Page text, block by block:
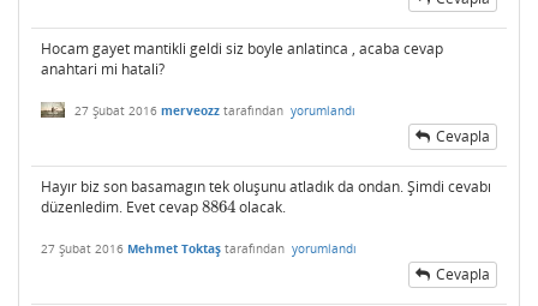
Hocam gayet mantikli geldi siz boyle anlatinca , acaba cevap
anahtari mi hatali?
27 Şubat 2016 merveozz tarafından yorumlandı
Cevapla
Hayır biz son basamagın tek oluşunu atladık da ondan. Şimdi cevabı
düzenledim. Evet cevap8864
8864olacak.
27 Şubat 2016 Mehmet Toktaş tarafından yorumlandı
Cevapla